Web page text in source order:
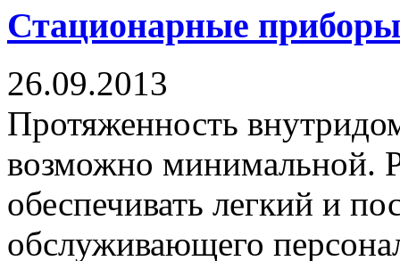
Стационарные приборы
26.09.2013
Протяженность
возможно минимальной.
обеспечивать легкий и
обслуживающего